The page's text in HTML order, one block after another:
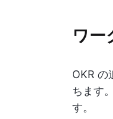
ワー
OKR の
ちます
す。